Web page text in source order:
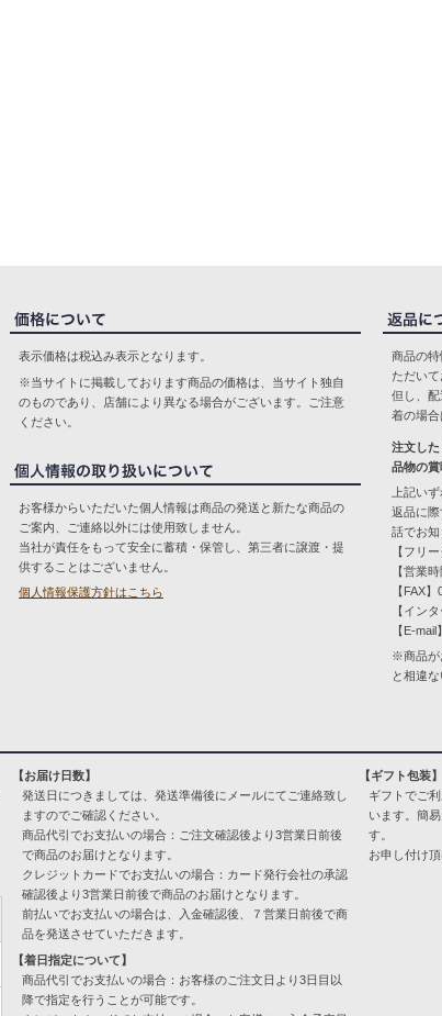
表示価格は税込み表示となります。
※当サイトに掲載しております商品の価格は、当サイト独自
のものであり、店舗により異なる場合がございます。ご注意
ください。
お客様からいただいた個人情報は商品の発送と新たな商品の
ご案内、ご連絡以外には使用致しません。
当社が責任をもって安全に蓄積・保管し、第三者に譲渡・提
供することはございません。
個人情報保護方針はこちら
商品の
ただいて
但し、
着の場合
注文し
品物の
上記い
返品に
話でお知
【フリ
【営業
【FAX
【イン
【E-mail】
※商品が
と相違
【お届け日数】
発送日につきましては、発送準備後にメールにてご連絡致し
ますのでご確認ください。
商品代引でお支払いの場合：ご注文確認後より3営業日前後
で商品のお届けとなります。
クレジットカードでお支払いの場合：カード発行会社の承認
確認後より3営業日前後で商品のお届けとなります。
前払いでお支払いの場合は、入金確認後、７営業日前後で商
品を発送させていただきます。
【着日指定について】
商品代引でお支払いの場合：お客様のご注文日より3日目以
降で指定を行うことが可能です。
【ギフト包装】
ギフトでご
います。簡
す。
お申し付け